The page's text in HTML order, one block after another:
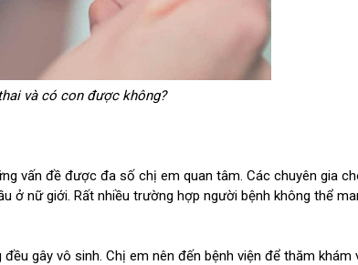
và có con được không?
vấn đề được đa số chị em quan tâm. Các chuyên gia
ở nữ giới. Rất nhiều trường hợp người bệnh không thể
gây vô sinh. Chị em nên đến bệnh viện để thăm khám